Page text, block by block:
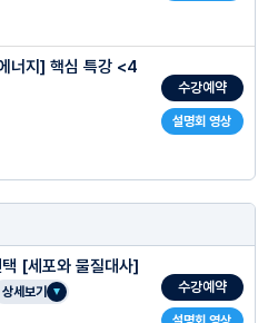
공
분)
에 이해하지 못한 내용 질문
구.com에서 복습동영상 제공
과 응용문제 유형파악하는 테스트
생: 2회차 수업 1시간 전에 등원시 질의응답
시험실시 및 통과 여부 문자 발송
꼼꼼한 개념 정리와 쉽고 효율적인 문제 풀이로
특히 양적관계 계산 문항을 스스로 잘 풀 수
설명회 영상
너지] 핵심 특강 <4
수강예약
강의
란T의 고득점을 위한 맞춤형 강의
[세포와 물질대사]
상세보기 수강예약